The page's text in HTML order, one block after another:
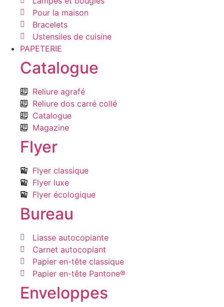
Pour la maison
Bracelets
Ustensiles de cuisine
PAPETERIE
Catalogue
Reliure agrafé
Reliure dos carré collé
Catalogue
Magazine
Flyer
Flyer classique
Flyer luxe
Flyer écologique
Bureau
Liasse autocopiante
Carnet autocopiant
Papier en-tête classique
Papier en-tête Pantone®
Enveloppes